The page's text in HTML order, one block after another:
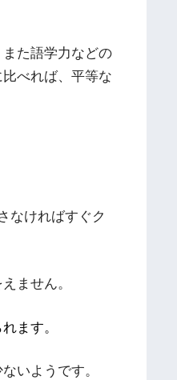
た語学力などの
べれば、平等な
なければすぐク
ません。
ます。
いようです。